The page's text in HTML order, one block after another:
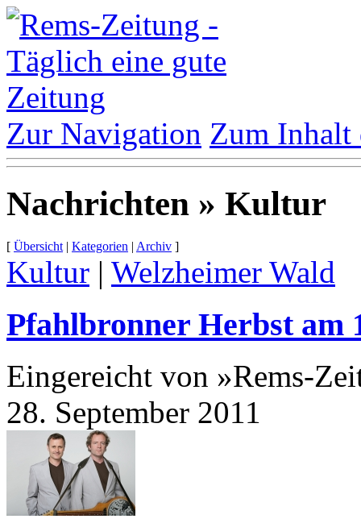
Zur Navigation Zum Inhalt
Nachrichten » Kultur
[ Übersicht | Kategorien | Archiv ]
Kultur | Welzheimer Wald
Pfahlbronner Herbst am
Eingereicht von »Rems-
28. September 2011